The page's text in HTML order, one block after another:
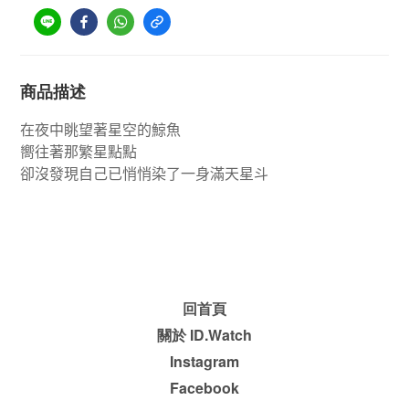
商品描述
在夜中眺望著星空的鯨魚
嚮往著那繁星點點
卻沒發現自己已悄悄染了一身滿天星斗
回首頁
關於 ID.Watch
Instagram
Facebook